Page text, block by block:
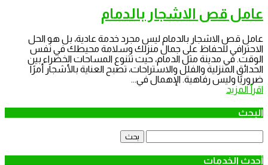
عامل قص الاشجار بالدمام
عامل قص الاشجار بالدمام ليس مجرد خدمة عادية، بل هو الحل
الاحترافي للحفاظ على جمال منزلك وسلامة محيطك في نفس
الوقت. في مدينة مثل الدمام، حيث تتنوع المساحات الخضراء بين
الحدائق المنزلية والفلل والاستراحات، تصبح العناية بالأشجار أمرًا
ضروريًا وليس رفاهية. الإهمال في...
اقرأ المزيد
البحث
عن:
أحدث الخدمات